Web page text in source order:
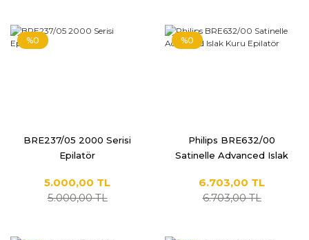
%0
BRE237/05 2000 Serisi
Epilatör
5.000,00 TL
5.000,00 TL
%0
Philips BRE632/00
Satinelle Advanced Islak
6.703,00 TL
6.703,00 TL